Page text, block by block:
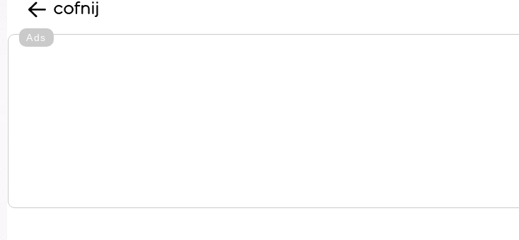
cofnij
Ads